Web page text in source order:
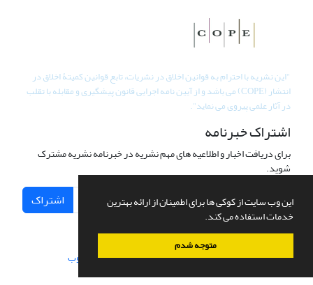
این وب سایت از کوکی ها برای اطمینان از ارائه بهترین
خدمات استفاده می کند.
متوجه شدم
"این نشریه با احترام به قوانین اخلاق در نشریات، تابع قوانین کمیتۀ اخلاق در
انتشار (COPE) می باشد و از آیین نامه اجرایی قانون پیشگیری و مقابله با تقلب
در آثار علمی پیروی می نماید".
اشتراک خبرنامه
برای دریافت اخبار و اطلاعیه های مهم نشریه در خبرنامه نشریه مشترک
شوید.
اشتراک
سامانه مدیریت نشریات علمی.طراحی و پیاده سازی از سیناوب